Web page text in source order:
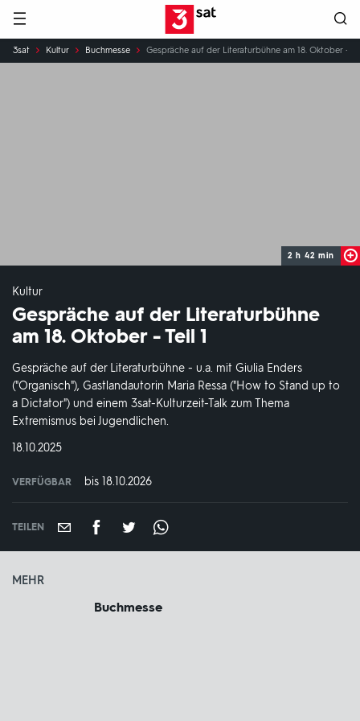
Hauptnavigation 3SAT
Sie
sind
3sat Kultur Buchmesse Gespräche auf der Literaturbühne am 18. Oktober -
2 h 42 min
Kultur
Gespräche auf der Literaturbühne
am 18. Oktober - Teil 1
Gespräche auf der Literaturbühne - u.a. mit Giulia Enders
("Organisch"), Gastlandautorin Maria Ressa ("How to Stand up to
a Dictator") und einem 3sat-Kulturzeit-Talk zum Thema
Extremismus bei Jugendlichen.
DATUM:
18.10.2025
VERFÜGBAR bis 18.10.2026
TEILEN
MEHR
Buchmesse